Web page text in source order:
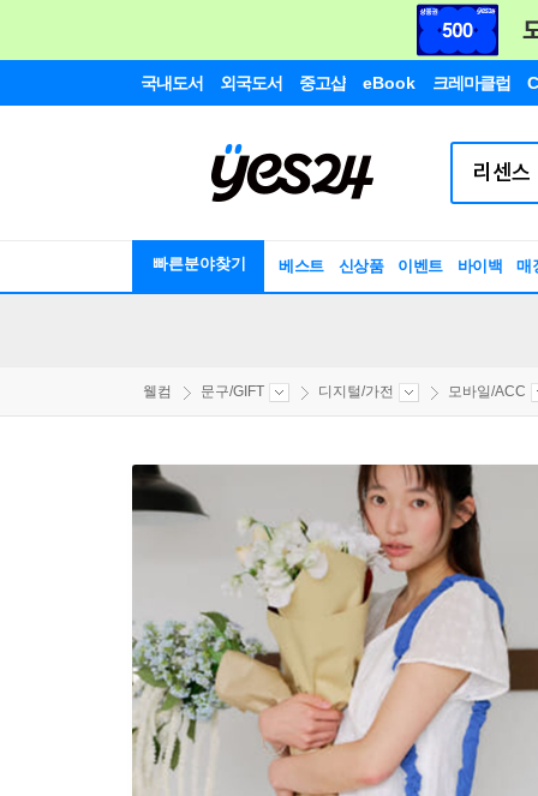
국내도서 외국도서 중고샵 eBook 크레마클럽
빠른분야찾기 베스트 신상품 이벤트 바이백 매
웰컴 문구/GIFT 디지털/가전 모바일/ACC